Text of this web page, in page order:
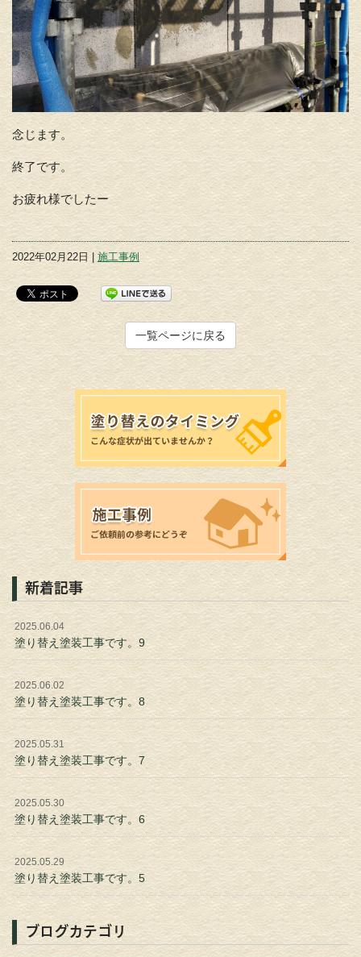
念じます。
終了です。
お疲れ様でしたー
2022年02月22日 | 施工事例
一覧ページに戻る
新着記事
2025.06.04
塗り替え塗装工事です。9
2025.06.02
塗り替え塗装工事です。8
2025.05.31
塗り替え塗装工事です。7
2025.05.30
塗り替え塗装工事です。6
2025.05.29
塗り替え塗装工事です。5
ブログカテゴリ